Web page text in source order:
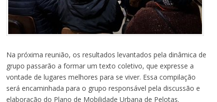
Na próxima reunião, os resultados levantados pela dinâmica de
grupo passarão a formar um texto coletivo, que expresse a
vontade de lugares melhores para se viver. Essa compilação
será encaminhada para o grupo responsável pela discussão e
elaboração do Plano de Mobilidade Urbana de Pelotas.